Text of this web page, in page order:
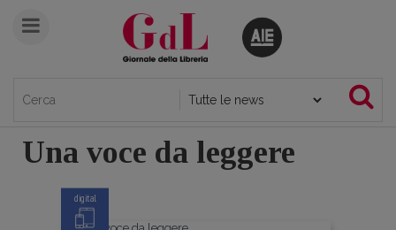
Una voce da leggere
digital